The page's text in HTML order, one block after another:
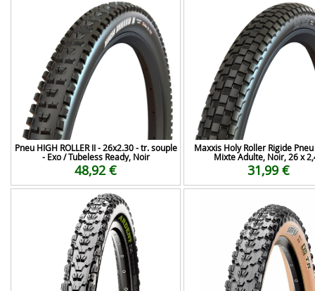
Pneu HIGH ROLLER II - 26x2.30 - tr. souple
- Exo / Tubeless Ready, Noir
48,92 €
Maxxis Holy Roller Rigide
Mixte Adulte, Noir, 26 x
31,99 €